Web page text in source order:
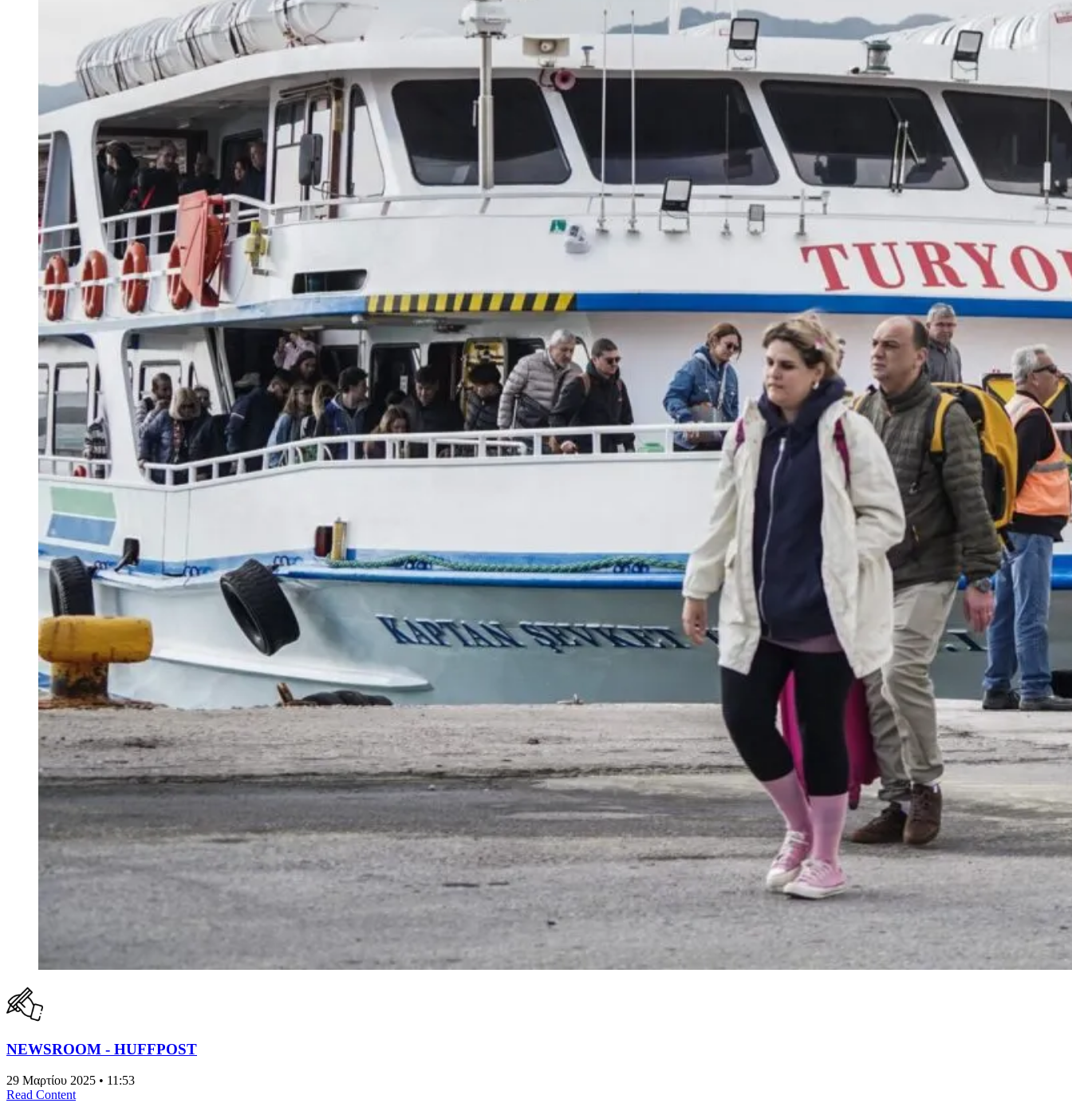
NEWSROOM - HUFFPOST
29 Μαρτίου 2025 • 11:53
Read Content